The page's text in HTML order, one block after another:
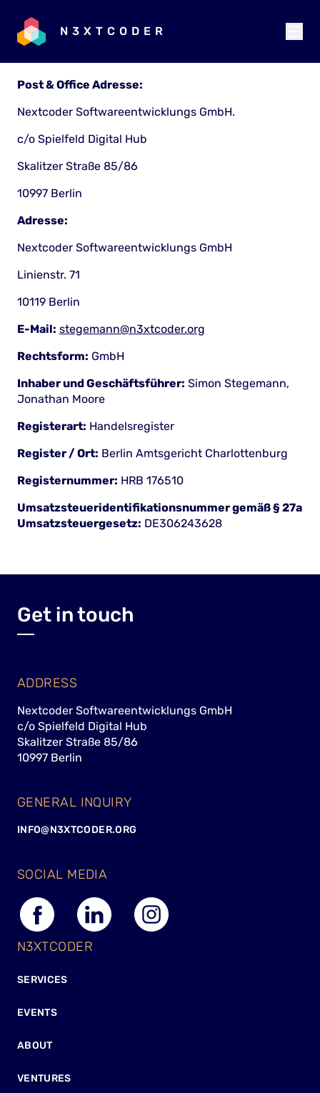
N3XTCODER
Post & Office Adresse:
Nextcoder Softwareentwicklungs GmbH.
c/o Spielfeld Digital Hub
Skalitzer Straße 85/86
10997 Berlin
Adresse:
Nextcoder Softwareentwicklungs GmbH
Linienstr. 71
10119 Berlin
E-Mail: stegemann@n3xtcoder.org
Rechtsform: GmbH
Inhaber und Geschäftsführer: Simon Stegemann,
Jonathan Moore
Registerart: Handelsregister
Register / Ort: Berlin Amtsgericht Charlottenburg
Registernummer: HRB 176510
Umsatzsteueridentifikationsnummer gemäß § 27a
Umsatzsteuergesetz: DE306243628
Get in touch
ADDRESS
Nextcoder Softwareentwicklungs GmbH
c/o Spielfeld Digital Hub
Skalitzer Straße 85/86
10997 Berlin
GENERAL INQUIRY
INFO@N3XTCODER.ORG
SOCIAL MEDIA
N3XTCODER
SERVICES
EVENTS
ABOUT
VENTURES